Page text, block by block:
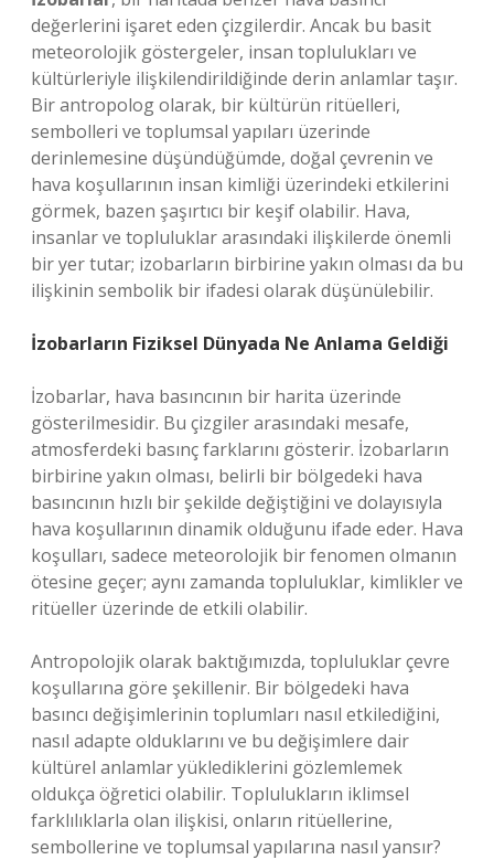
değerlerini işaret eden çizgilerdir. Ancak bu basit
meteorolojik göstergeler, insan toplulukları ve
kültürleriyle ilişkilendirildiğinde derin anlamlar taşır.
Bir antropolog olarak, bir kültürün ritüelleri,
sembolleri ve toplumsal yapıları üzerinde
derinlemesine düşündüğümde, doğal çevrenin ve
hava koşullarının insan kimliği üzerindeki etkilerini
görmek, bazen şaşırtıcı bir keşif olabilir. Hava,
insanlar ve topluluklar arasındaki ilişkilerde önemli
bir yer tutar; izobarların birbirine yakın olması da bu
ilişkinin sembolik bir ifadesi olarak düşünülebilir.
İzobarların Fiziksel Dünyada Ne Anlama Geldiği
İzobarlar, hava basıncının bir harita üzerinde
gösterilmesidir. Bu çizgiler arasındaki mesafe,
atmosferdeki basınç farklarını gösterir. İzobarların
birbirine yakın olması, belirli bir bölgedeki hava
basıncının hızlı bir şekilde değiştiğini ve dolayısıyla
hava koşullarının dinamik olduğunu ifade eder. Hava
koşulları, sadece meteorolojik bir fenomen olmanın
ötesine geçer; aynı zamanda topluluklar, kimlikler ve
ritüeller üzerinde de etkili olabilir.
Antropolojik olarak baktığımızda, topluluklar çevre
koşullarına göre şekillenir. Bir bölgedeki hava
basıncı değişimlerinin toplumları nasıl etkilediğini,
nasıl adapte olduklarını ve bu değişimlere dair
kültürel anlamlar yüklediklerini gözlemlemek
oldukça öğretici olabilir. Toplulukların iklimsel
farklılıklarla olan ilişkisi, onların ritüellerine,
sembollerine ve toplumsal yapılarına nasıl yansır?